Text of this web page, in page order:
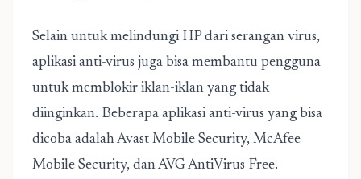
Selain untuk melindungi HP dari serangan virus,
aplikasi anti-virus juga bisa membantu pengguna
untuk memblokir iklan-iklan yang tidak
diinginkan. Beberapa aplikasi anti-virus yang bisa
dicoba adalah Avast Mobile Security, McAfee
Mobile Security, dan AVG AntiVirus Free.